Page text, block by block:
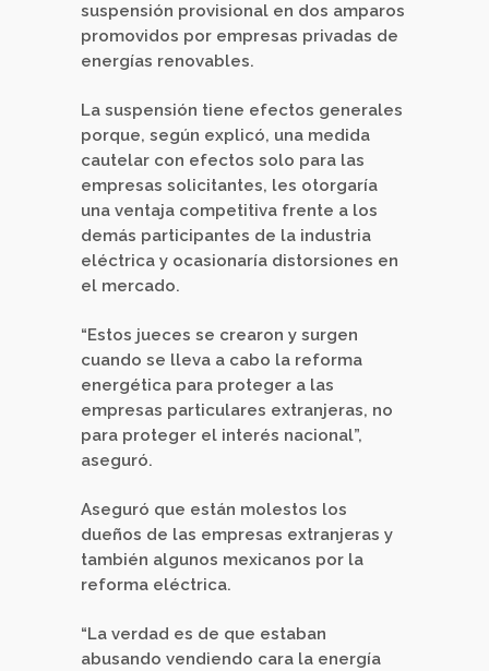
suspensión provisional en dos amparos
promovidos por empresas privadas de
energías renovables.
La suspensión tiene efectos generales
porque, según explicó, una medida
cautelar con efectos solo para las
empresas solicitantes, les otorgaría
una ventaja competitiva frente a los
demás participantes de la industria
eléctrica y ocasionaría distorsiones en
el mercado.
“Estos jueces se crearon y surgen
cuando se lleva a cabo la reforma
energética para proteger a las
empresas particulares extranjeras, no
para proteger el interés nacional”,
aseguró.
Aseguró que están molestos los
dueños de las empresas extranjeras y
también algunos mexicanos por la
reforma eléctrica.
“La verdad es de que estaban
abusando vendiendo cara la energía